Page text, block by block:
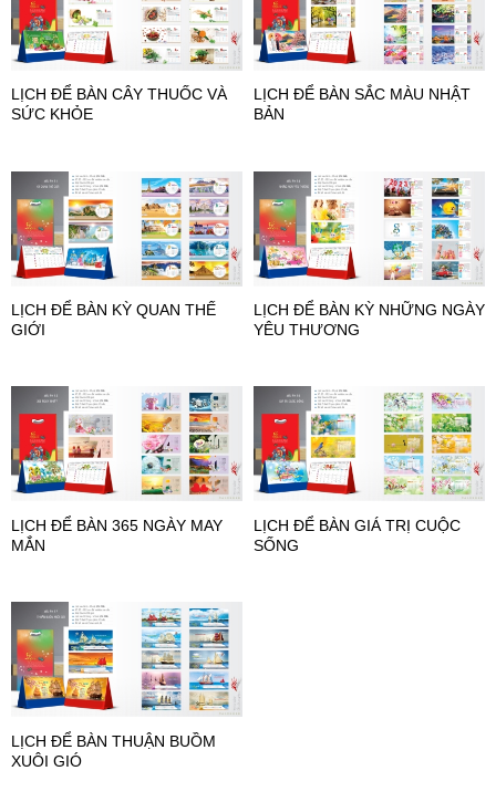
LỊCH ĐỂ BÀN CÂY THUỐC VÀ
SỨC KHỎE
LỊCH ĐỂ BÀN SẮC MÀU NHẬT
BẢN
LỊCH ĐỂ BÀN KỲ QUAN THẾ
GIỚI
LỊCH ĐỂ BÀN KỲ NHỮNG NGÀY
YÊU THƯƠNG
LỊCH ĐỂ BÀN 365 NGÀY MAY
MẮN
LỊCH ĐỂ BÀN GIÁ TRỊ CUỘC
SỐNG
LỊCH ĐỂ BÀN THUẬN BUỒM
XUÔI GIÓ